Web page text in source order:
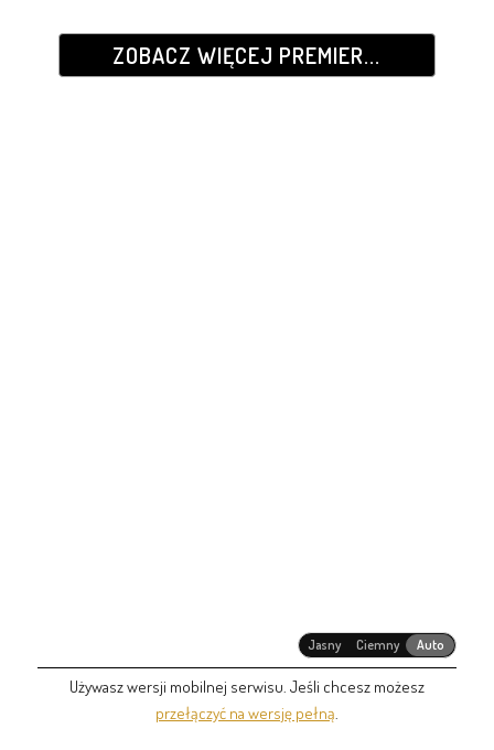
ZOBACZ WIĘCEJ PREMIER...
Jasny Ciemny Auto
Używasz wersji mobilnej serwisu. Jeśli chcesz możesz
przełączyć na wersję pełną